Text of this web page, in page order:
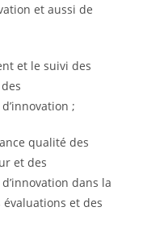
et aussi de
et le suivi des
;
qualité des
et des
dans la
et des